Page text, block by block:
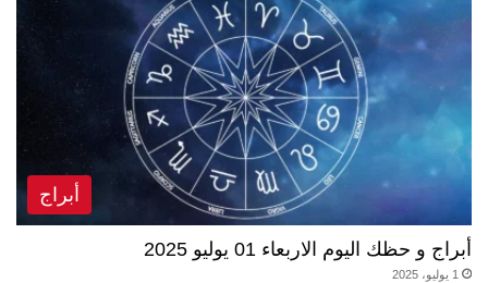
أبراج
أبراج و حظك اليوم الاربعاء 01 يوليو 2025
1 يوليو، 2025